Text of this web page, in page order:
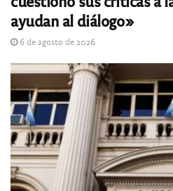
ayudan al diálogo»
6 de agosto de 2026